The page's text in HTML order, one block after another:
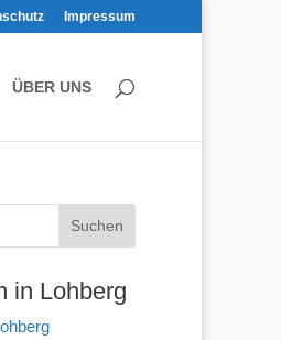
Impressum
ÜBER UNS
in Lohberg